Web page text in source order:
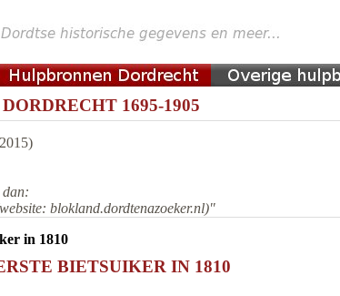
1695-1905
dan:
blokland.dordtenazoeker.nl)"
in 1810
BIETSUIKER IN 1810